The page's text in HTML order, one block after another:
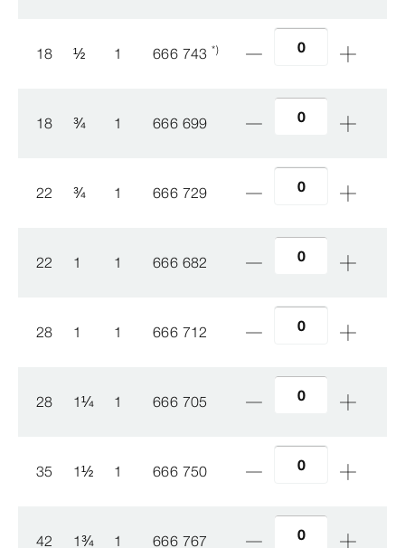
18 ½ 1 666 743 *)
18 ¾ 1 666 699
22 ¾ 1 666 729
22 1 1 666 682
28 1 1 666 712
28 1¼ 1 666 705
35 1½ 1 666 750
42 1¾ 1 666 767